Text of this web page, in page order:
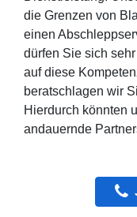
die Grenzen von
einen
dürfen Sie sich
auf diese
beratschlagen wir
Hierdurch könnten
andauernde